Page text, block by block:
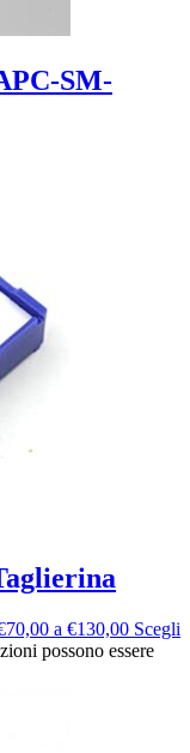
SM-
a €130,00 Scegli
possono essere